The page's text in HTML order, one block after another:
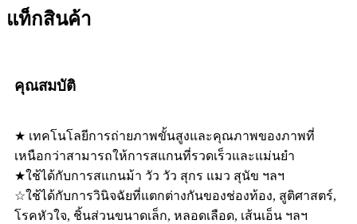
แท็กสินค้า
คุณสมบัติ
★ เทคโนโลยีการถ่ายภาพขั้นสูงและคุณภาพของภาพที่
เหนือกว่าสามารถให้การสแกนที่รวดเร็วและแม่นยำ
★ใช้ได้กับการสแกนม้า วัว วัว สุกร แมว สุนัข ฯลฯ
☆ใช้ได้กับการวินิจฉัยที่แตกต่างกันของช่องท้อง, สูติศาสตร์,
โรคหัวใจ, ชิ้นส่วนขนาดเล็ก, หลอดเลือด, เส้นเอ็น ฯลฯ